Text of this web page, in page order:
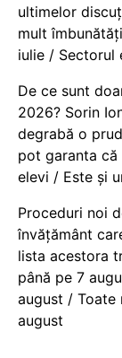
ultimelor
mult
iulie / Sectorul
De ce sunt
2026? Sorin
degrabă o
pot garanta că
elevi / Este și
Proceduri noi
învățământ
lista acestora
până pe 7
august / Toate
august